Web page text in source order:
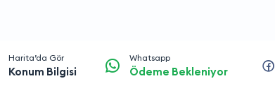
Harita’da Gör
Konum Bilgisi
Whatsapp
Ödeme Bekleniyor